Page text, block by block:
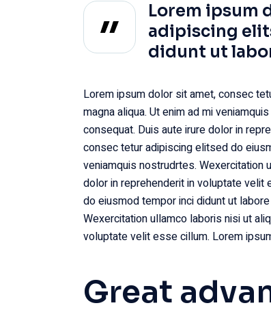
Lorem ipsum
adipiscing
didunt ut
Lorem ipsum dolor sit amet, consec
magna aliqua. Ut enim ad mi
consequat. Duis aute irure dolor in
consec tetur adipiscing elitsed do
veniamquis nostrudrtes. Wexercitation
dolor in reprehenderit in voluptate
do eiusmod tempor inci didunt ut
Wexercitation ullamco laboris nisi ut
voluptate velit esse cillum. Lorem
Great